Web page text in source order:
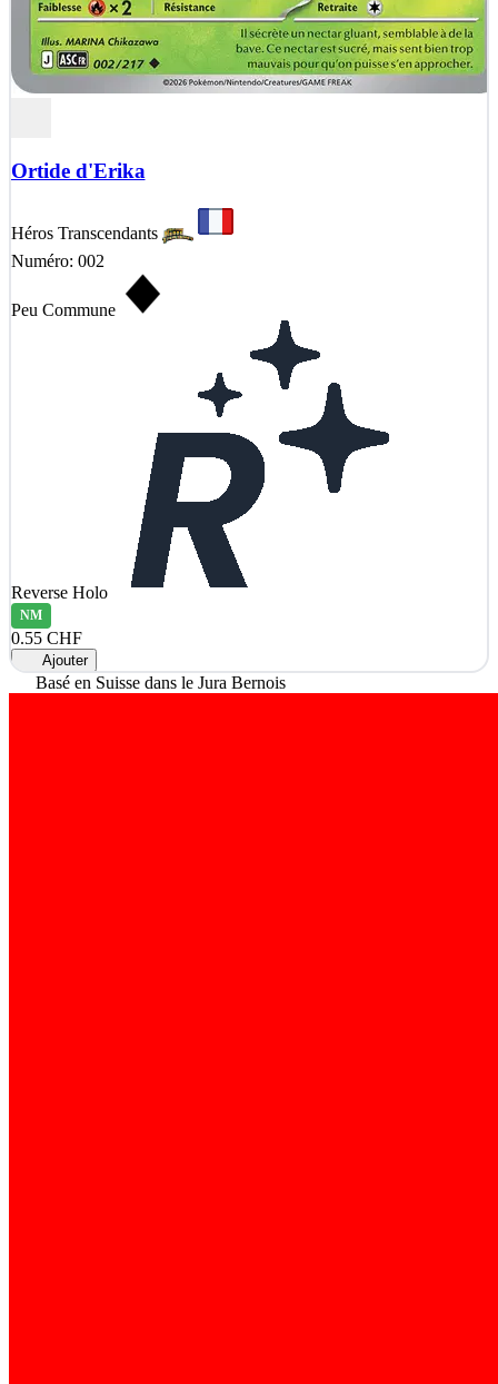
Ortide d'Erika
Héros Transcendants
Numéro: 002
Peu Commune
Reverse Holo
NM
0.55 CHF
Ajouter
Basé en Suisse dans le Jura Bernois